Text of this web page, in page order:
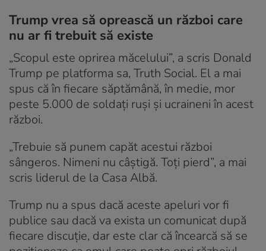
Trump vrea să oprească un război care
nu ar fi trebuit să existe
„Scopul este oprirea măcelului”, a scris Donald
Trump pe platforma sa, Truth Social. El a mai
spus că în fiecare săptămână, în medie, mor
peste 5.000 de soldați ruși și ucraineni în acest
război.
„Trebuie să punem capăt acestui război
sângeros. Nimeni nu câștigă. Toți pierd”, a mai
scris liderul de la Casa Albă.
Trump nu a spus dacă aceste apeluri vor fi
publice sau dacă va exista un comunicat după
fiecare discuție, dar este clar că încearcă să se